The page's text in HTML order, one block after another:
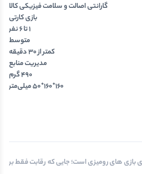
بازی های رومیزی است؛ جایی که رقابت فقط بر
گارانتی اصالت و سلامت فیزیکی کالا
بازی کارتی
1 تا 6 نفر
متوسط
کمتر از ۳۰ دقیقه
مدیریت منابع
490 گرم
160*160*50 میلی‌متر